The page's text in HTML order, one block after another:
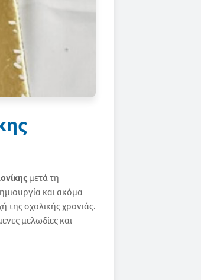
μετά τη
και ακόμα
της σχολικής χρονιάς.
μελωδίες και